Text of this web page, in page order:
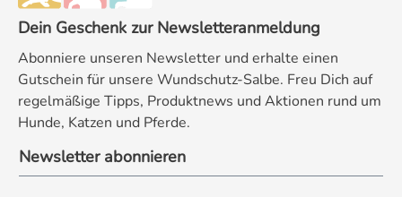
Dein Geschenk zur Newsletteranmeldung
Abonniere unseren Newsletter und erhalte einen
Gutschein für unsere Wundschutz-Salbe. Freu Dich auf
regelmäßige Tipps, Produktnews und Aktionen rund um
Hunde, Katzen und Pferde.
Newsletter abonnieren